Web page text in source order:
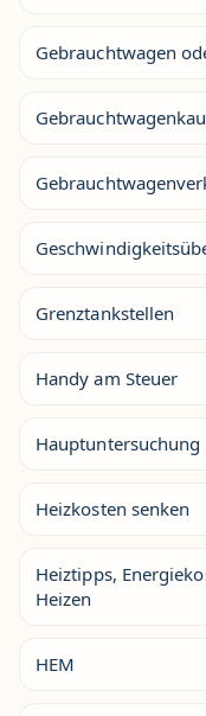
Gebrauchtwagen
Grenztankstellen
Handy am Steuer
Hauptuntersuchung
Heizkosten senken
Heiztipps,
Heizen
HEM